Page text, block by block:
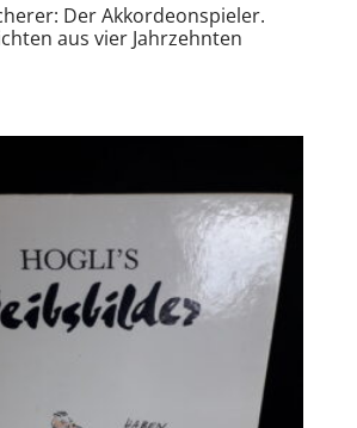
Der Akkordeonspieler.
aus vier Jahrzehnten